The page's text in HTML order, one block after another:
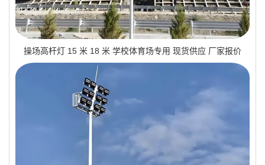
操场高杆灯 15 米 18 米 学校体育场专用 现货供应 厂家报价